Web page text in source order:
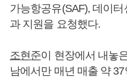
가능항공유(SAF), 데이
과 지원을 요청했다.
조현준이 현장에서 내놓
남에서만 매년 매출 약